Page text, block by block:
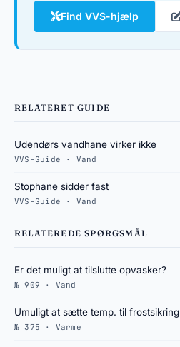
Find VVS-hjælp
RELATERET GUIDE
Udendørs vandhane virker ikke
VVS-Guide · Vand
Stophane sidder fast
VVS-Guide · Vand
RELATEREDE SPØRGSMÅL
Er det muligt at tilslutte opvasker?
№ 909 · Vand
Umuligt at sætte temp. til frostsikring
№ 375 · Varme